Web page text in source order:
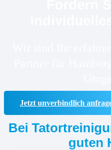
Jetzt unverbindlich
Bei
guten